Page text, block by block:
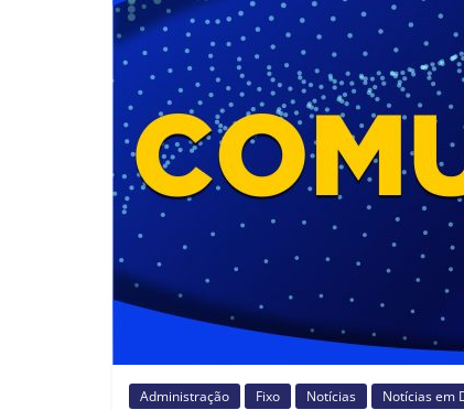
Guaratinguetá
Administração Fixo Notícias Notícias em